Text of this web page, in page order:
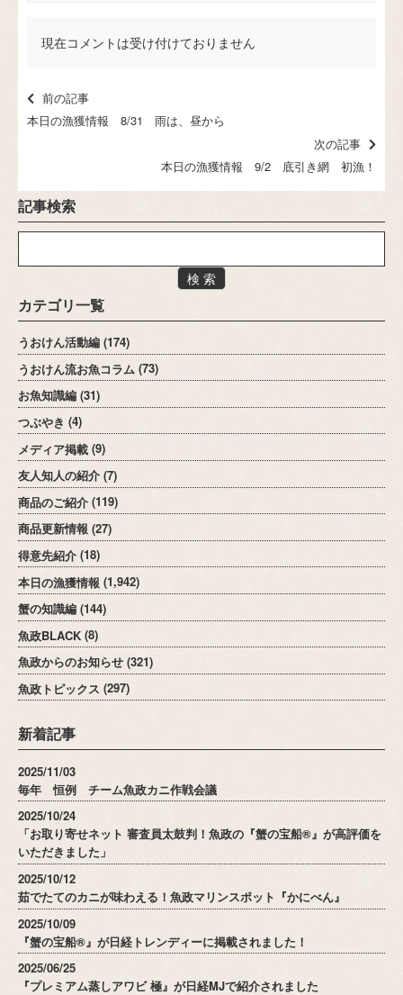
現在コメントは受け付けておりません
前の記事
本日の漁獲情報 8/31 雨は、昼から
次の記事
本日の漁獲情報 9/2 底引き網 初漁！
記事検索
検 索
カテゴリ一覧
うおけん活動編 (174)
うおけん流お魚コラム (73)
お魚知識編 (31)
つぶやき (4)
メディア掲載 (9)
友人知人の紹介 (7)
商品のご紹介 (119)
商品更新情報 (27)
得意先紹介 (18)
本日の漁獲情報 (1,942)
蟹の知識編 (144)
魚政BLACK (8)
魚政からのお知らせ (321)
魚政トピックス (297)
新着記事
2025/11/03
毎年 恒例 チーム魚政カニ作戦会議
2025/10/24
「お取り寄せネット 審査員太鼓判！魚政の『蟹の宝船®』が高評価を
いただきました」
2025/10/12
茹でたてのカニが味わえる！魚政マリンスポット『かにべん』
2025/10/09
『蟹の宝船®』が日経トレンディーに掲載されました！
2025/06/25
『プレミアム蒸しアワビ 極』が日経MJで紹介されました